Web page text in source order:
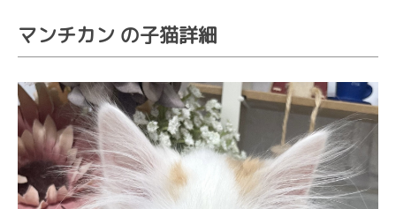
マンチカン の子猫詳細